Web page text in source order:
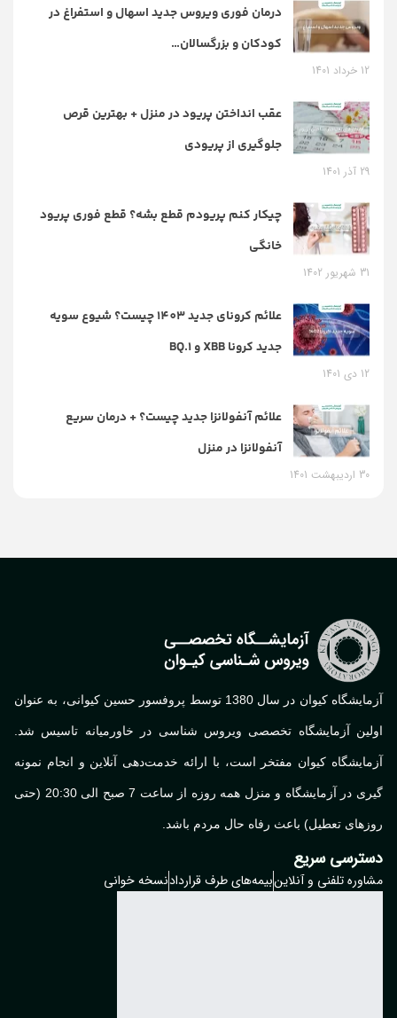
درمان فوری ویروس جدید اسهال و استفراغ در
کودکان و بزرگسالان…
12 خرداد 1401
عقب انداختن پریود در منزل + بهترین قرص
جلوگیری از پریودی
29 آذر 1401
چیکار کنم پریودم قطع بشه؟ قطع فوری پریود
خانگی
31 شهریور 1402
علائم کرونای جدید 1403 چیست؟ شیوع سویه
جدید کرونا XBB و BQ.1
12 دی 1401
علائم آنفولانزا جدید چیست؟ + درمان سریع
آنفولانزا در منزل
30 اردیبهشت 1401
آزمایشگاه کیوان در سال 1380 توسط پروفسور حسین کیوانی، به عنوان
اولین آزمایشگاه تخصصی ویروس شناسی در خاورمیانه تاسیس شد.
آزمایشگاه کیوان مفتخر است، با ارائه خدمت‌دهی آنلاین و انجام نمونه
گیری در آزمایشگاه و منزل همه روزه از ساعت 7 صبح الی 20:30 (حتی
روزهای تعطیل) باعث رفاه حال مردم باشد.
دسترسی سریع
مشاوره تلفنی و آنلاینبیمه‌های طرف قراردادنسخه خوانی